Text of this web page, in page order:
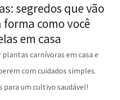
segredos que vão
como você
em casa
carnívoras em casa e
com cuidados simples.
para um cultivo saudável!